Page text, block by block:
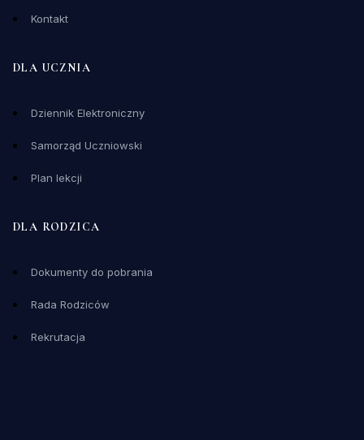
Kontakt
DLA UCZNIA
Dziennik Elektroniczny
Samorząd Uczniowski
Plan lekcji
DLA RODZICA
Dokumenty do pobrania
Rada Rodziców
Rekrutacja